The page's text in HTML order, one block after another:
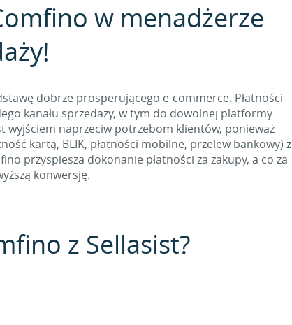
w menadżerze
dobrze prosperującego e-commerce. Płatności
kanału sprzedaży, w tym do dowolnej platformy
wyjściem naprzeciw potrzebom klientów, ponieważ
kartą, BLIK, płatności mobilne, przelew bankowy) z
przyspiesza dokonanie płatności za zakupy, a co za
konwersję.
z Sellasist?